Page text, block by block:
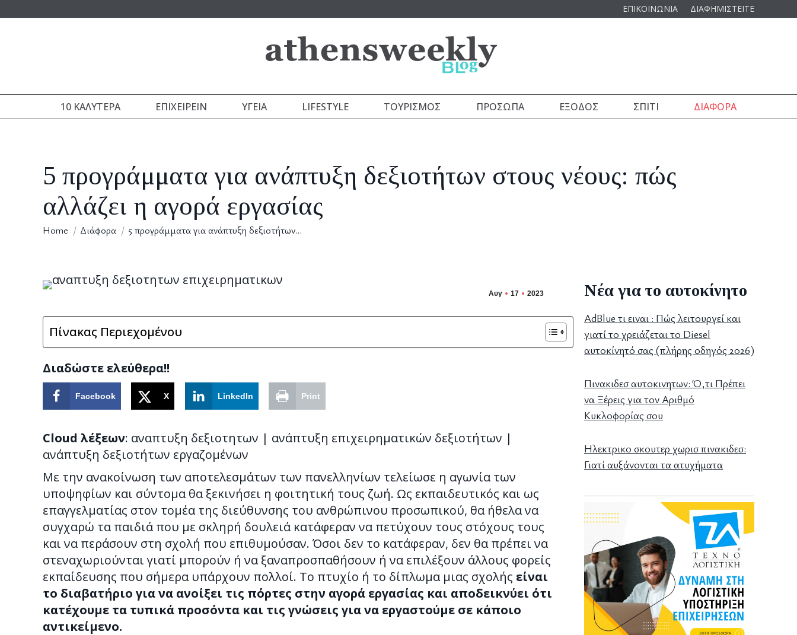
ΕΠΙΚΟΙΝΩΝΙΑ ΔΙΑΦΗΜΙΣΤΕΙΤΕ
10 ΚΑΛΎΤΕΡΑ ΕΠΙΧΕΙΡΕΊΝ ΥΓΕΊΑ LIFESTYLE ΤΟΥΡΙΣΜΌΣ ΠΡΌΣΩΠΑ ΈΞΟΔΟΣ ΣΠΊΤΙ ΔΙΆΦΟΡΑ
5 προγράμματα για ανάπτυξη δεξιοτήτων στους νέους: πώς
αλλάζει η αγορά εργασίας
You are here:
Home Διάφορα 5 προγράμματα για ανάπτυξη δεξιοτήτων…
Αυγ 17 2023
Πίνακας Περιεχομένου
Διαδώστε ελεύθερα!!
Facebook X LinkedIn Print
Cloud λέξεων: αναπτυξη δεξιοτητων | ανάπτυξη επιχειρηματικών δεξιοτήτων |
ανάπτυξη δεξιοτήτων εργαζομένων
Με την ανακοίνωση των αποτελεσμάτων των πανελληνίων τελείωσε η αγωνία των
υποψηφίων και σύντομα θα ξεκινήσει η φοιτητική τους ζωή. Ως εκπαιδευτικός και ως
επαγγελματίας στον τομέα της διεύθυνσης του ανθρώπινου προσωπικού, θα ήθελα να
συγχαρώ τα παιδιά που με σκληρή δουλειά κατάφεραν να πετύχουν τους στόχους τους
και να περάσουν στη σχολή που επιθυμούσαν. Όσοι δεν το κατάφεραν, δεν θα πρέπει να
στεναχωριούνται γιατί μπορούν ή να ξαναπροσπαθήσουν ή να επιλέξουν άλλους φορείς
εκπαίδευσης που σήμερα υπάρχουν πολλοί. Το πτυχίο ή το δίπλωμα μιας σχολής είναι
το διαβατήριο για να ανοίξει τις πόρτες στην αγορά εργασίας και αποδεικνύει ότι
κατέχουμε τα τυπικά προσόντα και τις γνώσεις για να εργαστούμε σε κάποιο
αντικείμενο.
Νέα για το αυτοκίνητο
AdBlue τι ειναι : Πώς λειτουργεί και
γιατί το χρειάζεται το Diesel
αυτοκίνητό σας (πλήρης οδηγός 2026)
Πινακιδεσ αυτοκινητων: Ό,τι Πρέπει
να Ξέρεις για τον Αριθμό
Κυκλοφορίας σου
Ηλεκτρικο σκουτερ χωρισ πινακιδεσ:
Γιατί αυξάνονται τα ατυχήματα